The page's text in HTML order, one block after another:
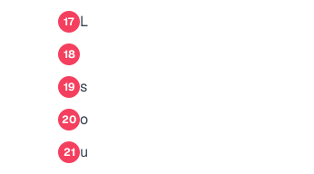
17 L
18
19 s
20 o
21 u